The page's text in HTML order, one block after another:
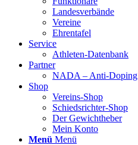
Landesverbände
Vereine
Ehrentafel
Service
Athleten-Datenbank
Partner
NADA – Anti-Doping
Shop
Vereins-Shop
Schiedsrichter-Shop
Der Gewichtheber
Mein Konto
Menü Menü